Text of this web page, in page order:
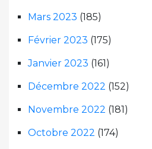
Mars 2023 (185)
Février 2023 (175)
Janvier 2023 (161)
Décembre 2022 (152)
Novembre 2022 (181)
Octobre 2022 (174)